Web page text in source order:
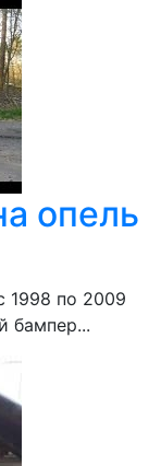
опель
1998 по 2009
бампер...